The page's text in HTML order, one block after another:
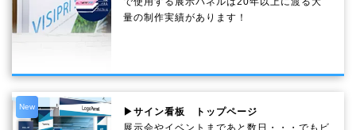
量の制作実績があります！
New
▶サイン看板 トップページ
展示会やイベントまであと数日・・・でもビ